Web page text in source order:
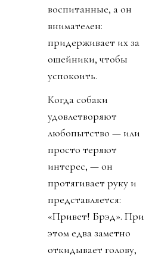
воспитанные, а он
внимателен:
придерживает их за
ошейники, чтобы
успокоить.
Когда собаки
удовлетворяют
любопытство — или
просто теряют
интерес, — он
протягивает руку и
представляется:
«Привет! Брэд». При
этом едва заметно
откидывает голову,